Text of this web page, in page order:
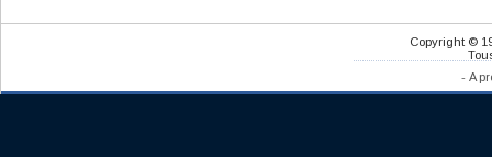
Copyright ©
- A